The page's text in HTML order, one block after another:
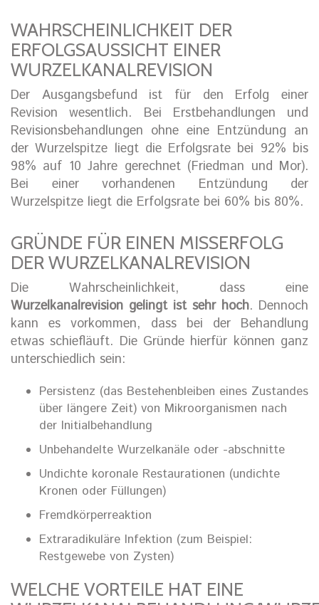
WAHRSCHEINLICHKEIT DER
ERFOLGSAUSSICHT EINER
WURZELKANALREVISION
Der Ausgangsbefund ist für den Erfolg einer
Revision wesentlich. Bei Erstbehandlungen und
Revisionsbehandlungen ohne eine Entzündung an
der Wurzelspitze liegt die Erfolgsrate bei 92% bis
98% auf 10 Jahre gerechnet (Friedman und Mor).
Bei einer vorhandenen Entzündung der
Wurzelspitze liegt die Erfolgsrate bei 60% bis 80%.
GRÜNDE FÜR EINEN MISSERFOLG
DER WURZELKANALREVISION
Die Wahrscheinlichkeit, dass eine
Wurzelkanalrevision gelingt ist sehr hoch. Dennoch
kann es vorkommen, dass bei der Behandlung
etwas schiefläuft. Die Gründe hierfür können ganz
unterschiedlich sein:
Persistenz (das Bestehenbleiben eines Zustandes
über längere Zeit) von Mikroorganismen nach
der Initialbehandlung
Unbehandelte Wurzelkanäle oder -abschnitte
Undichte koronale Restaurationen (undichte
Kronen oder Füllungen)
Fremdkörperreaktion
Extraradikuläre Infektion (zum Beispiel:
Restgewebe von Zysten)
WELCHE VORTEILE HAT EINE